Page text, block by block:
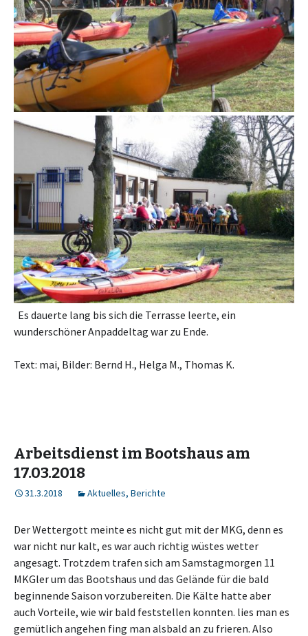
Es dauerte lang bis sich die Terrasse leerte, ein
wunderschöner Anpaddeltag war zu Ende.
Text: mai, Bilder: Bernd H., Helga M., Thomas K.
Arbeitsdienst im Bootshaus am
17.03.2018
31.3.2018 Aktuelles, Berichte
Der Wettergott meinte es nicht gut mit der MKG, denn es
war nicht nur kalt, es war auch richtig wüstes wetter
angesagt. Trotzdem trafen sich am Samstagmorgen 11
MKGler um das Bootshaus und das Gelände für die bald
beginnende Saison vorzubereiten. Die Kälte hatte aber
auch Vorteile, wie wir bald feststellen konnten. lies man es
gemütlich angehen fing man alsbald an zu frieren. Also